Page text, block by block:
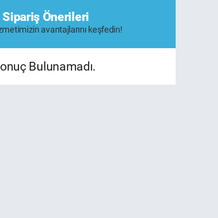
Sipariş Önerileri
avantajlarını keşfedin!
Bulunamadı.